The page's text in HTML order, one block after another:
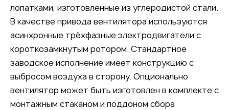
лопатками, изготовленные из углеродистой стали.
В качестве привода вентилятора используются
асинхронные трёхфазные электродвигатели с
короткозамкнутым ротором. Стандартное
заводское исполнение имеет конструкцию с
выбросом воздуха в сторону. Опционально
вентилятор может быть изготовлен в комплекте с
монтажным стаканом и поддоном сбора